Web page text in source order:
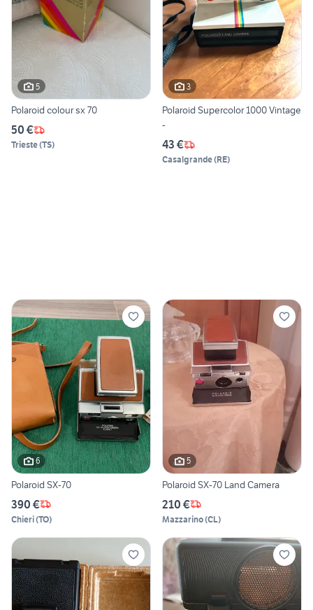
5
Polaroid colour sx 70
50 €
Trieste(TS)
3
Polaroid Supercolor 1000 Vintage
-
43 €
Casalgrande(RE)
6
Polaroid SX-70
390 €
Chieri(TO)
5
Polaroid SX-70 Land Camera
210 €
Mazzarino(CL)